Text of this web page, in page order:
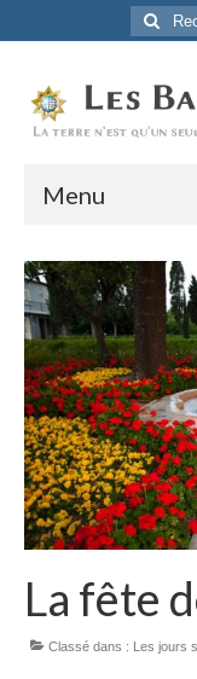
:
Menu
Accueil
La Foi Baha’ie
L’Histoire
Être Baha’i au
Un débordement
Actualités
La fête
Classé dans : Les jours